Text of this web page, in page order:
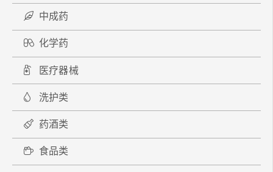
中成药
化学药
医疗器械
洗护类
药酒类
食品类